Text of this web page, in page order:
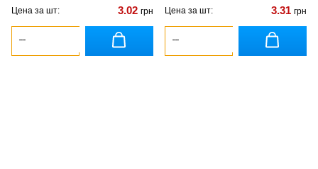
Цена за шт: 3.02 грн Цена за шт: 3.31 грн